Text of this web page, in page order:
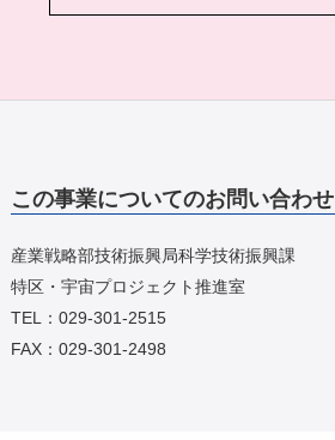
この事業についてのお問い合わせ
産業戦略部技術振興局科学技術振興課
特区・宇宙プロジェクト推進室
TEL：029-301-2515
FAX：029-301-2498